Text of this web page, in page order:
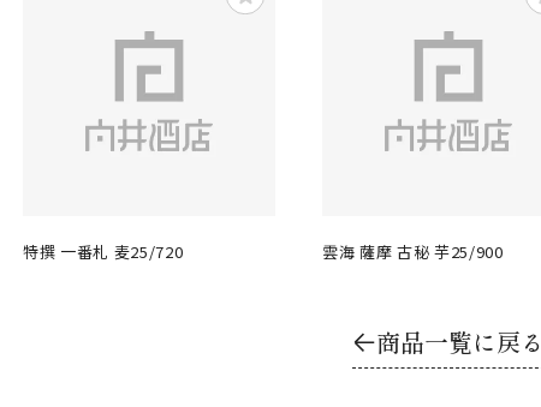
特撰 一番札 麦25/720 雲海 薩摩 古秘 芋25/900
商品一覧に戻る